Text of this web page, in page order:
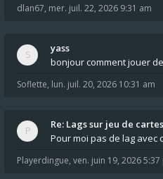
dlan67, mer. juil. 22, 2026 9:31 am
yass
bonjour comment jouer
Soflette, lun. juil. 20, 2026 10:31 am
Re: Lags sur jeu de cartes
Pour moi pas de lag avec
Playerdingue, ven. juin 19, 2026 5:37